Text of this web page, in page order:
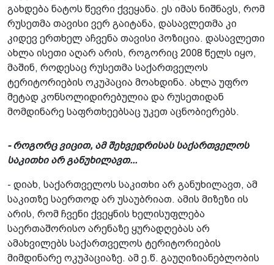
გახდება ნატოს წევრი ქვეყანა. ეს იმას ნიშნავს, რომ
რუსეთმა თავისი ვერ გაიტანა, დასავლეთმა კი
კიდევ ერთხელ აჩვენა თავისი პოზიცია. დასავლეთი
ახლა ისეთი აღარ არის, როგორიც 2008 წელს იყო,
მაშინ, როდესაც რუსეთმა საქართველოს
ტერიტორიების ოკუპაცია მოახდინა. ახლა უფრო
მეტად კონსოლიდირებულია და რუსეთიდან
მომდინარე საფრთხეებსაც უკეთ აცნობიერებს.
- როგორც ვიცით, ამ შეხვედრისას საქართველოს
საკითხი არ განუხილავთ...
- დიახ, საქართველოს საკითხი არ განუხილავთ, ამ
საკითზე საერთოდ არ უსაუბრიათ. ამის მიზეზი ის
არის, რომ ჩვენი ქვეყნის ხელისუფლება
საერთაშორისო არენაზე ყურადღებას არ
ამახვილებს საქართველოს ტერიტორიების
მიმდინარე ოკუპაციაზე. ამ ე.წ. გაუღიზიანებლობის